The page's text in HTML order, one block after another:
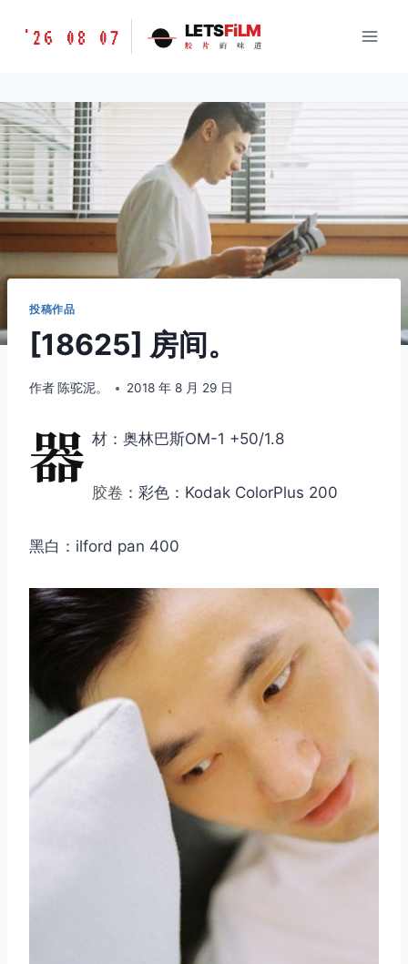
胶
味
道
LETSFILM
'26 08 07 LETSFiLM
胶 片 的 味 道
投稿作品
[18625] 房间。
作者 陈驼泥。 2018 年 8 月 29 日
器 材：奥林巴斯OM-1 +50/1.8
胶卷 ：彩色：Kodak ColorPlus 200
黑白：ilford pan 400